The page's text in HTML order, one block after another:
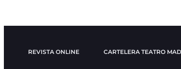
REVISTA ONLINE CARTELERA TEATRO